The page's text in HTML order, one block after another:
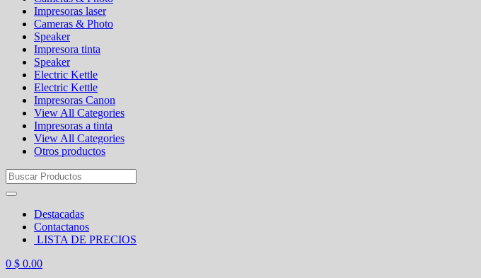
Impresoras laser
Cameras & Photo
Speaker
Impresora tinta
Speaker
Electric Kettle
Electric Kettle
Impresoras Canon
View All Categories
Impresoras a tinta
View All Categories
Otros productos
Search
for:
Destacadas
Contactanos
LISTA DE PRECIOS
0 $ 0.00